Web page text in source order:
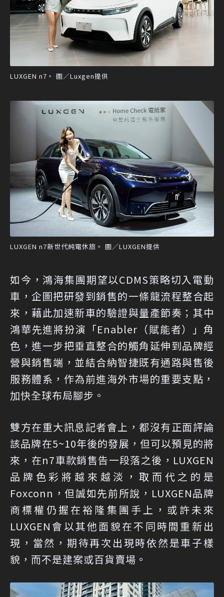
LUXGEN n7。 圖／Luxgen提供
LUXGEN n7新世代純電休旅。 圖／LUXGEN提供
如今，鴻海集團期望以CDMS策略切入電動
車，企圖把研發到銷售的一條龍流程整合起
來，藉此加速新車的驗證與量產節奏；其中
鴻華先進將扮演「Enabler（賦能者）」角
色，進一步把垂直整合的觸角延伸到品牌經
營與銷售端，並結合納智捷既有通路與售後
服務體系，作為前進海外市場的重要支點，
加快全球布局腳步。
雙方在重大訊息記者會上，都沒有正面評論
該品牌在5~10年後的發展，但可以預見的將
來，在n7車款銷售告一段落之後，LUXGEN
品牌色彩將越來越淡，取而代之的是
Foxconn，但誠如先前所說，LUXGEN品牌
商標權仍握在裕隆集團手上，或許未來
LUXGEN會以其他面貌在不同時間重新出
現，當然，期待再次出現時依然是車子樣
貌，而不是建案或百貨賣場。